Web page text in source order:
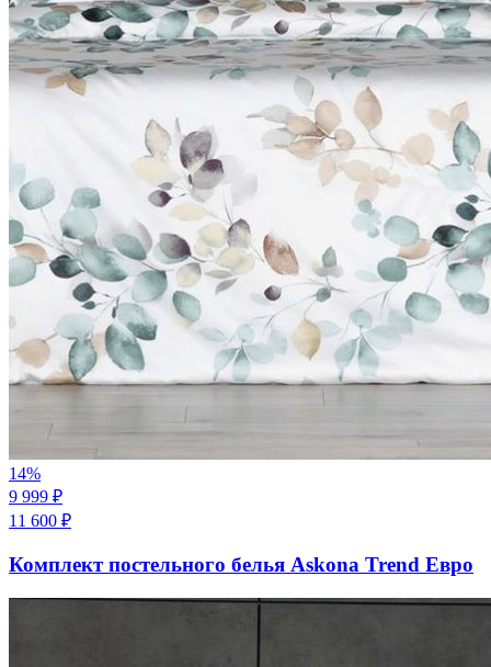
14%
9 999 ₽
11 600 ₽
Комплект постельного белья Askona Trend Евро